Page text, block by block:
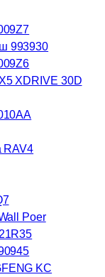
993930
XDRIVE 30D
RAV4
Poer
KC